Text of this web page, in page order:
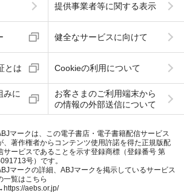
提供事業者等に関する表示
健全なサービスに向けて
とは Cookieの利用について
みに
お客さまのご利用端末から
の情報の外部送信について
マークは、この電子書店・電子書籍配信サービス
、著作権者からコンテンツ使用許諾を得た正規版配
サービスであることを示す登録商標（登録番号 第
号）です。
マークの詳細、ABJマークを掲示しているサービス
一覧はこちら
https://aebs.or.jp/